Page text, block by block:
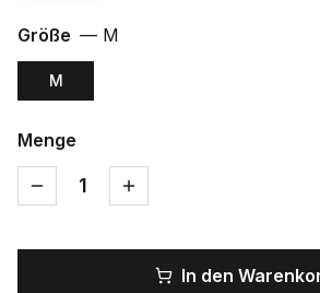
Größe — M
M
Menge
1
In den